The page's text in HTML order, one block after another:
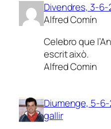
Divendres, 3-6-
Alfred Comín
Celebro que
escrit això.
Alfred Comin
Diumenge, 5-
gallir